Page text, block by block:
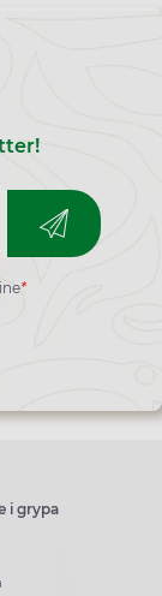
*
i grypa